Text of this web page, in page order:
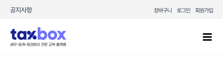
콘텐츠로
공지사항 장바구니 로그인 회원가입